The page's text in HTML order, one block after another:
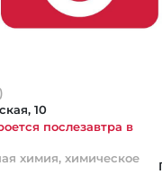
10
послезавтра в
химия, химическое